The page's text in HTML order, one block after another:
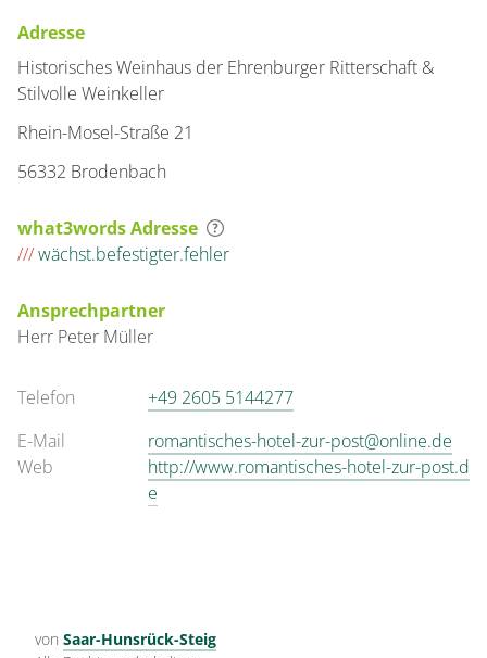
Adresse
Historisches Weinhaus der Ehrenburger Ritterschaft &
Stilvolle Weinkeller
Rhein-Mosel-Straße 21
56332 Brodenbach
what3words Adresse
///wächst.befestigter.fehler
Ansprechpartner
Herr Peter Müller
Telefon
+49 2605 5144277
E-Mail
romantisches-hotel-zur-post@online.de
Web
http://www.romantisches-hotel-zur-post.d
e
von Saar-Hunsrück-Steig